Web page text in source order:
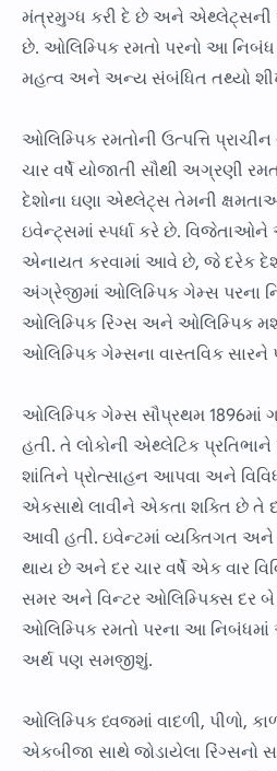
મંત્રમુગ્ધ કરી દે છે અને એથ્લેટ્સની
છે. ઓલિમ્પિક રમતો પરનો આ નિબંધ
મહત્વ અને અન્ય સંબંધિત તથ્યો
ઓલિમ્પિક રમતોની ઉત્પત્તિ
ચાર વર્ષે યોજાતી સૌથી અગ્રણી
દેશોના ઘણા એથ્લેટ્સ તેમની ક્ષમતાઓ
ઇવેન્ટ્સમાં સ્પર્ધા કરે છે.
એનાયત કરવામાં આવે છે, જે દરેક દેશ
અંગ્રેજીમાં ઓલિમ્પિક ગેમ્સ પરના
ઓલિમ્પિક રિંગ્સ અને ઓલિમ્પિક
ઓલિમ્પિક ગેમ્સના વાસ્તવિક સારને
ઓલિમ્પિક ગેમ્સ સૌપ્રથમ 1896માં
હતી. તે લોકોની એથ્લેટિક પ્રતિભાને
શાંતિને પ્રોત્સાહન આપવા અને
એકસાથે લાવીને એકતા શક્તિ છે તે
આવી હતી. ઇવેન્ટમાં વ્યક્તિગત અને
થાય છે અને દર ચાર વર્ષે એક વાર
સમર અને વિન્ટર ઓલિમ્પિક્સ દર બે
ઓલિમ્પિક રમતો પરના આ
અર્થ પણ સમજીશું.
ઓલિમ્પિક ધ્વજમાં વાદળી, પીળો,
એકબીજા સાથે જોડાયેલા રિંગ્સનો